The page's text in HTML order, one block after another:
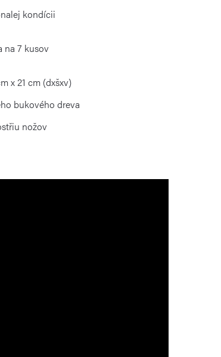
kondícii
na 7 kusov
x21 cm (dxšxv)
bukového dreva
nožov